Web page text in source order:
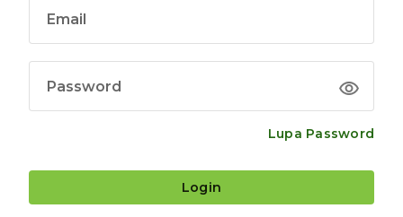
Email
Password visibility
Lupa Password
Login